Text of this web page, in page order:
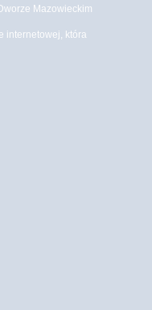
Mazowieckim
internetowej, która